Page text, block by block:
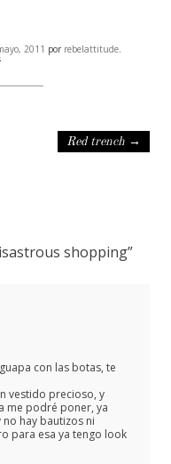
2011 por rebelattitude
Red trench →
shopping”
con las botas, te
vestido precioso, y
me podré poner, ya
hay bautizos ni
para esa ya tengo look